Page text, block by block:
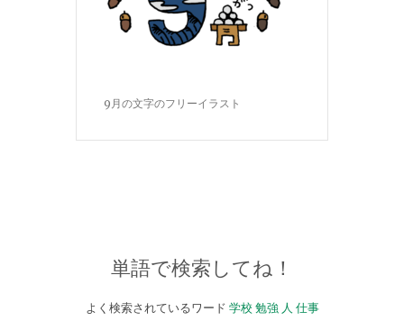
9月の文字のフリーイラスト
単語で検索してね！
よく検索されているワード 学校 勉強 人 仕事